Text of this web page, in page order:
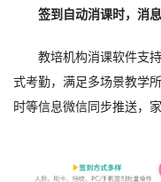
签到自动消课时，消
教培机构消课软件支
式考勤，满足多场景教学
时等信息微信同步推送，